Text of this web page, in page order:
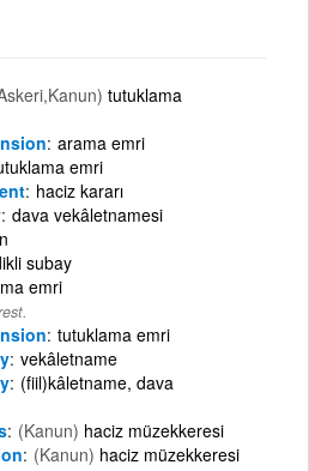
tutuklama
arama emri
emri
haciz kararı
dava vekâletnamesi
subay
emri
tutuklama emri
vekâletname
(fiil)kâletname, dava
(Kanun) haciz müzekkeresi
(Kanun) haciz müzekkeresi